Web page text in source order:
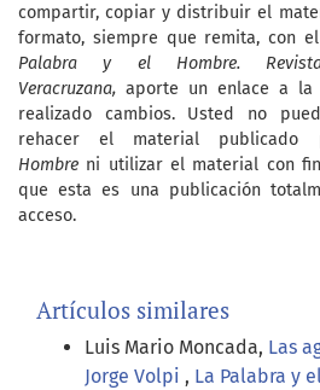
compartir, copiar y distribuir el
formato, siempre que remita, con
Palabra y el Hombre.
Veracruzana, aporte un enlace a
realizado cambios. Usted no
rehacer el material publicado
Hombre ni utilizar el material con
que esta es una publicación
acceso.
Artículos similares
Luis Mario Moncada, Las
Jorge Volpi , La Palabra y